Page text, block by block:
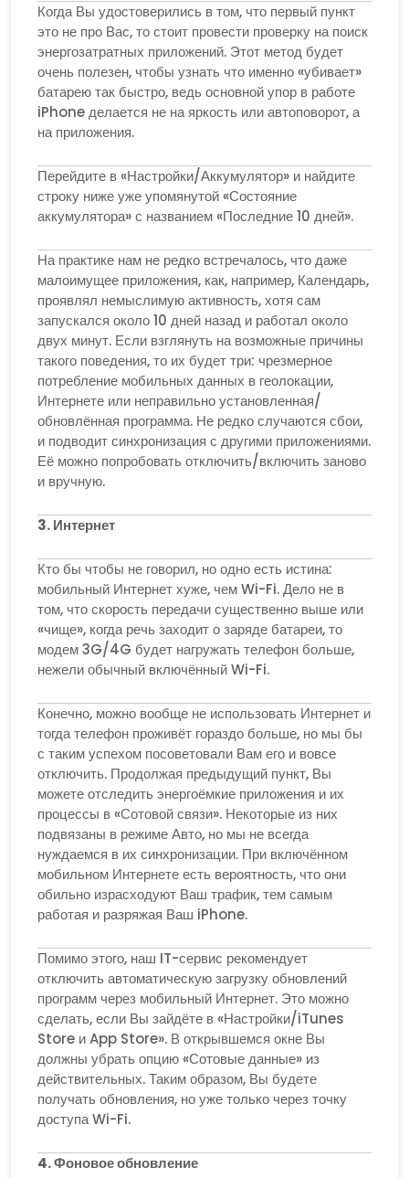
Когда Вы удостоверились в том, что первый пункт
это не про Вас, то стоит провести проверку на поиск
энергозатратных приложений. Этот метод будет
очень полезен, чтобы узнать что именно «убивает»
батарею так быстро, ведь основной упор в работе
iPhone делается не на яркость или автоповорот, а
на приложения.
Перейдите в «Настройки/Аккумулятор» и найдите
строку ниже уже упомянутой «Состояние
аккумулятора» с названием «Последние 10 дней».
На практике нам не редко встречалось, что даже
малоимущее приложения, как, например, Календарь,
проявлял немыслимую активность, хотя сам
запускался около 10 дней назад и работал около
двух минут. Если взглянуть на возможные причины
такого поведения, то их будет три: чрезмерное
потребление мобильных данных в геолокации,
Интернете или неправильно установленная/
обновлённая программа. Не редко случаются сбои,
и подводит синхронизация с другими приложениями.
Её можно попробовать отключить/включить заново
и вручную.
3. Интернет
Кто бы чтобы не говорил, но одно есть истина:
мобильный Интернет хуже, чем Wi-Fi. Дело не в
том, что скорость передачи существенно выше или
«чище», когда речь заходит о заряде батареи, то
модем 3G/4G будет нагружать телефон больше,
нежели обычный включённый Wi-Fi.
Конечно, можно вообще не использовать Интернет и
тогда телефон проживёт гораздо больше, но мы бы
с таким успехом посоветовали Вам его и вовсе
отключить. Продолжая предыдущий пункт, Вы
можете отследить энергоёмкие приложения и их
процессы в «Сотовой связи». Некоторые из них
подвязаны в режиме Авто, но мы не всегда
нуждаемся в их синхронизации. При включённом
мобильном Интернете есть вероятность, что они
обильно израсходуют Ваш трафик, тем самым
работая и разряжая Ваш iPhone.
Помимо этого, наш IT-сервис рекомендует
отключить автоматическую загрузку обновлений
программ через мобильный Интернет. Это можно
сделать, если Вы зайдёте в «Настройки/iTunes
Store и App Store». В открывшемся окне Вы
должны убрать опцию «Сотовые данные» из
действительных. Таким образом, Вы будете
получать обновления, но уже только через точку
доступа Wi-Fi.
4. Фоновое обновление